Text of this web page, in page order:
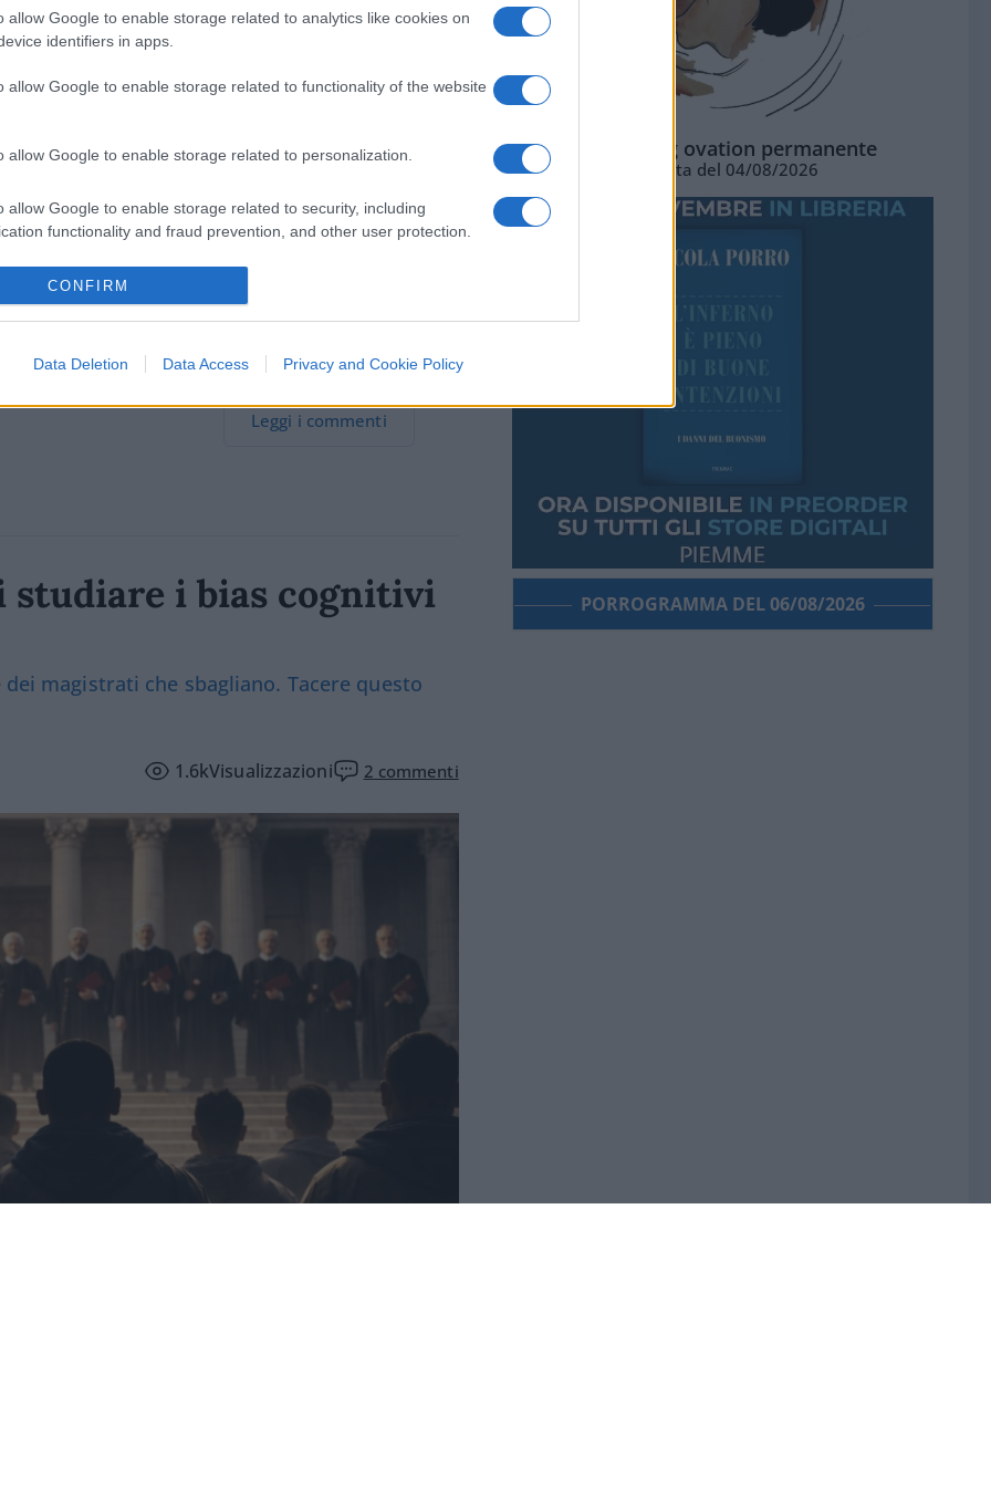
allow Google to enable storage related to analytics like cookies on
identifiers in apps.
allow Google to enable storage related to functionality of the website
allow Google to enable storage related to personalization.
allow Google to enable storage related to security, including
functionality and fraud prevention, and other user protection.
CONFIRM
Data Deletion Data Access Privacy and Cookie Policy
Bombassei?
down al Corriere.
non le vogliono dare l’asilo politico
RENZI #MATTEO SALVINI
Leggi i commenti
i bias cognitivi
magistrati che sbagliano. Tacere questo
1.6kVisualizzazioni 2 commenti
La standing ovation permanente
Vignetta del 04/08/2026
PORROGRAMMA DEL 06/08/2026